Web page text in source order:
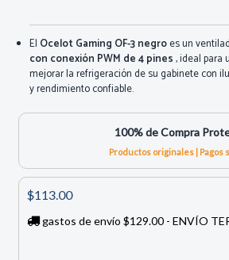
El Ocelot Gaming OF-3 negroes un
con conexión PWM de 4 pines, ideal para
mejorar la refrigeración de su gabinete con
y rendimiento confiable.
100% de Compra
Productos originales | Pagos
$113.00
gastos de envío $129.00 - ENVÍO